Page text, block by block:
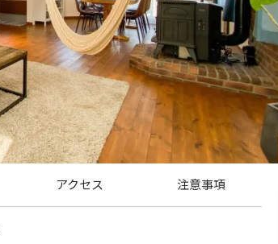
アクセス 注意事項